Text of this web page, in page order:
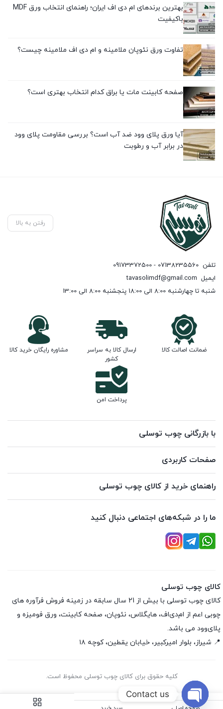
بهترین برندهای ام دی اف ایران؛ راهنمای انتخاب ورق MDF
باکیفیت
تفاوت ورق نئوپان ملامینه و ام دی اف ملامینه چیست؟
صفحه کابینت مات یا براق کدام انتخاب بهتری است؟
آیا ورق پلای وود ضد آب است؟ بررسی مقاومت پلای وود
در برابر آب و رطوبت
رفتن به بالا
تلفن 07138235560 - 09173372500
ایمیل tavasolimdf@gmail.com
شنبه تا چهارشنبه 8:00 الی 18:00 پنجشنبه 8:00 الی 13:00
ضمانت اصالت کالا
ارسال کالا به سراسر
کشور
مشاوره رایگان خرید کالا
پرداخت امن
با بازرگانی چوب توسلی
صفحات کاربردی
راهنمای خرید از کالای چوب توسلی
ما را در شبکه‌های اجتماعی دنبال کنید
کالای چوب توسلی
کالای چوب توسلی با بیش از 21 سال سابقه در زمینه فروش فرآوره های
چوبی اعم از ام‌دی‌اف، هایگلاس، نئوپان، صفحه کابینت، ورق فومیزه و
پلای‌وود می باشد.
📍 شیراز، بلوار امیرکبیر، خیابان یقطین، کوچه ۱۸
کلیه حقوق برای کالای چوب توسلی محفوظ است.
Contact us